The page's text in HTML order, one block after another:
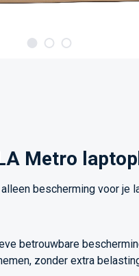
Metro
bescherming voor
betrouwbare
zonder extra